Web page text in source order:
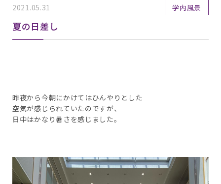
2021.05.31 学内風景
夏の日差し
昨夜から今朝にかけてはひんやりとした
空気が感じられていたのですが、
日中はかなり暑さを感じました。